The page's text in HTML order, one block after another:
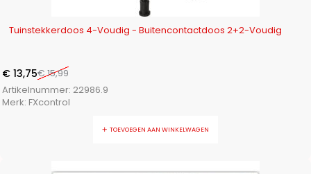
Tuinstekkerdoos 4-Voudig - Buitencontactdoos 2+2-Voudig
€15,99
€ 13,75
Artikelnummer: 22986.9
Merk: FXcontrol
TOEVOEGEN AAN WINKELWAGEN